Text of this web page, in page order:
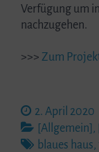
Verfügung um
nachzugehen.
>>> Zum
2. April 2020
[Allgemein] ,
blaues haus,